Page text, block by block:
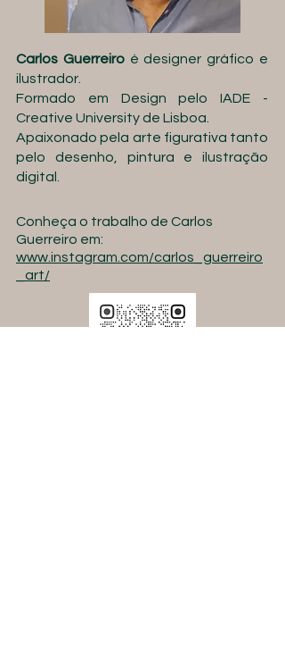
Carlos Guerreiroé designer gráfico e
ilustrador.
Formado em Design pelo IADE -
Creative University de Lisboa.
Apaixonado pela arte figurativa tanto
pelo desenho, pintura e ilustração
digital.
Conheça o trabalho de Carlos
Guerreiro em:
www.instagram.com/carlos_guerreiro
_art/